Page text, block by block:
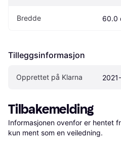
Bredde 60.0
Tilleggsinformasjon
Opprettet på Klarna
Tilbakemelding
Informasjonen ovenfor er hentet
kun ment som en veiledning.